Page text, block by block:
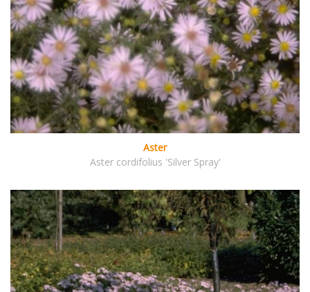
Aster
Aster cordifolius 'Silver Spray'